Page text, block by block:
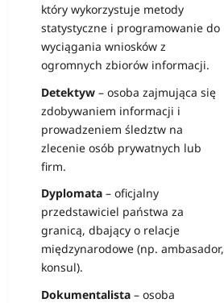
który wykorzystuje metody
statystyczne i programowanie do
wyciągania wniosków z
ogromnych zbiorów informacji.
Detektyw – osoba zajmująca się
zdobywaniem informacji i
prowadzeniem śledztw na
zlecenie osób prywatnych lub
firm.
Dyplomata – oficjalny
przedstawiciel państwa za
granicą, dbający o relacje
międzynarodowe (np. ambasador,
konsul).
Dokumentalista – osoba